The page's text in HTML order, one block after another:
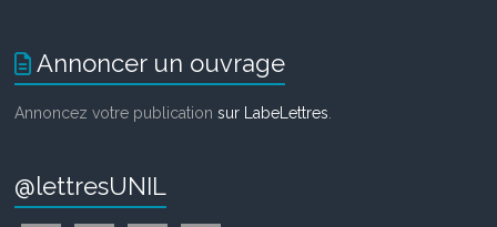
Annoncer un ouvrage
Annoncez votre publicationsur LabeLettres
@lettresUNIL